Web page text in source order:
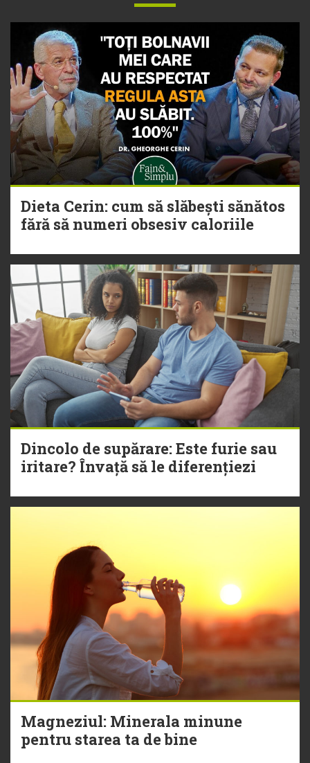
Dieta Cerin: cum să slăbești sănătos
fără să numeri obsesiv caloriile
Dincolo de supărare: Este furie sau
iritare? Învață să le diferențiezi
Magneziul: Minerala minune
pentru starea ta de bine